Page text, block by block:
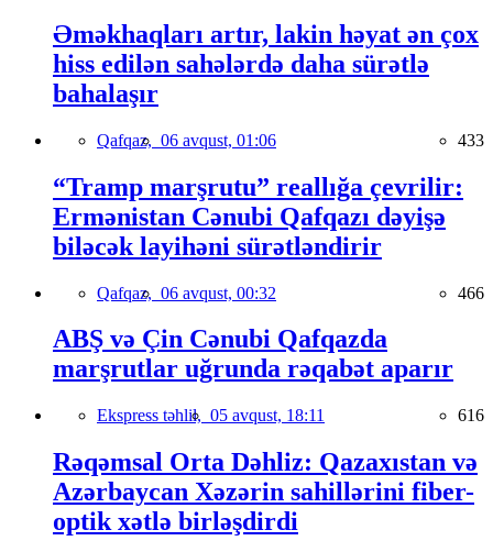
Əməkhaqları artır, lakin həyat ən çox
hiss edilən sahələrdə daha sürətlə
bahalaşır
Qafqaz, 06 avqust, 01:06 433
“Tramp marşrutu” reallığa çevrilir:
Ermənistan Cənubi Qafqazı dəyişə
biləcək layihəni sürətləndirir
Qafqaz, 06 avqust, 00:32 466
ABŞ və Çin Cənubi Qafqazda
marşrutlar uğrunda rəqabət aparır
Ekspress təhlil, 05 avqust, 18:11 616
Rəqəmsal Orta Dəhliz: Qazaxıstan və
Azərbaycan Xəzərin sahillərini fiber-
optik xətlə birləşdirdi